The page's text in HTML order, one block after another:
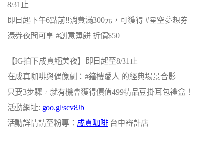
8/31止
即日起下午6點前‼消費滿300元，可獲得 #星空夢想券
憑券夜間可享 #創意薄餅 折價$50
【IG拍下成真絕美夜】即日起至8/31止
在成真咖啡與偶像劇：#鐘樓愛人 的經典場景合影
只要3步驟，就有機會獲得價值499精品豆掛耳包禮盒！
活動網址: goo.gl/scv8Jb
活動詳情請至粉專： 成真咖啡 台中審計店